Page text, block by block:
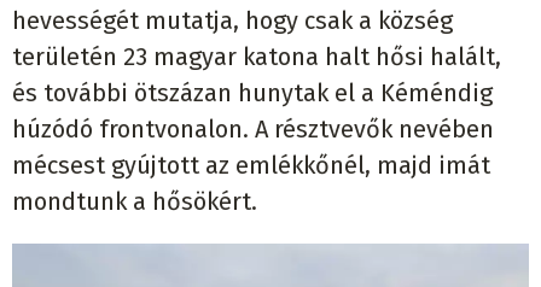
hevességét mutatja, hogy csak a község
területén 23 magyar katona halt hősi halált,
és további ötszázan hunytak el a Kéméndig
húzódó frontvonalon. A résztvevők nevében
mécsest gyújtott az emlékkőnél, majd imát
mondtunk a hősökért.